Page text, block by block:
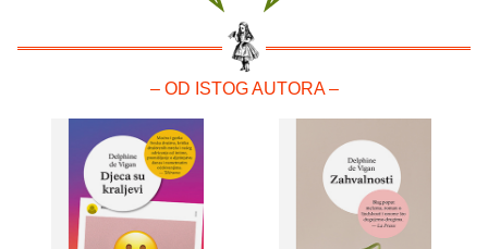
– OD ISTOG AUTORA –